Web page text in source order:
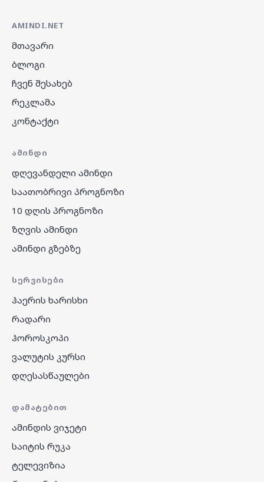
AMINDI.NET
მთავარი
ბლოგი
ჩვენ შესახებ
რეკლამა
კონტაქტი
ᲐᲛᲘᲜᲓᲘ
დღევანდელი ამინდი
საათობრივი პროგნოზი
10 დღის პროგნოზი
ზღვის ამინდი
ამინდი გზებზე
ᲡᲔᲠᲕᲘᲡᲔᲑᲘ
ჰაერის ხარისხი
რადარი
ჰოროსკოპი
ვალუტის კურსი
დღესასწაულები
ᲓᲐᲛᲐᲢᲔᲑᲘᲗ
ამინდის ვიჯეტი
საიტის რუკა
ტელევიზია